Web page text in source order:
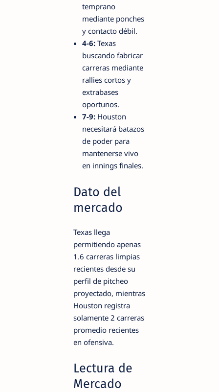
temprano
mediante ponches
y contacto débil.
4-6: Texas
buscando fabricar
carreras mediante
rallies cortos y
extrabases
oportunos.
7-9: Houston
necesitará batazos
de poder para
mantenerse vivo
en innings finales.
Dato del
mercado
Texas llega
permitiendo apenas
1.6 carreras limpias
recientes desde su
perfil de pitcheo
proyectado, mientras
Houston registra
solamente 2 carreras
promedio recientes
en ofensiva.
Lectura de
Mercado